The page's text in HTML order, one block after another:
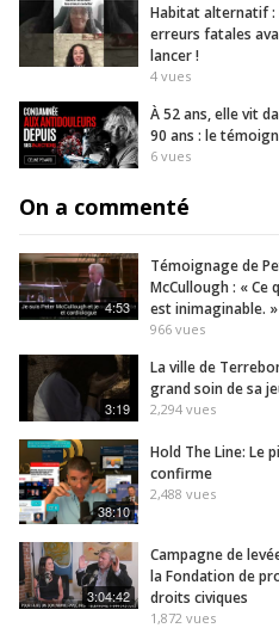
Habitat alternatif :
erreurs fatales
lancer !
4 vues
À 52 ans, elle vit
90 ans : le
6 vues
On a commenté
4:53
Témoignage de
McCullough : « Ce
est inimaginable. »
966 vues
3:19
La ville de
grand soin de sa
2,294 vues
38:10
Hold The Line: Le
confirme
2,488 vues
3:04:42
Campagne de
la Fondation de
droits civiques
1,872 vues